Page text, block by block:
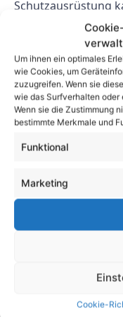
Um ihnen ein optimales
wie Cookies, um
zuzugreifen. Wenn sie
wie das Surfverhalten oder
Wenn sie die Zustimmung
bestimmte Merkmale und
Funktional
Marketing
Cookie-
Schutzausrüstung
Verletzungen zu
Abschluss
Die
Wirtschaftlichkeit
unerlässlich, um
Sicherheit der
befolgen, können
elektrischer
potenzielle
1. Welche